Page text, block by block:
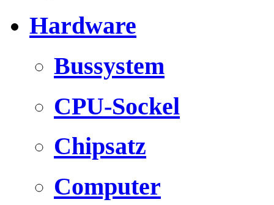
Hardware
Bussystem
CPU-Sockel
Chipsatz
Computer